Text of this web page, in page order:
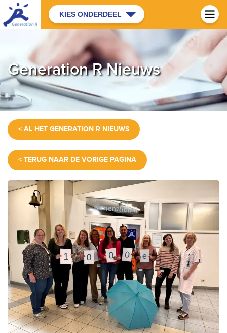
KIES ONDERDEEL
Generation R Nieuws
< AL HET GENERATION R NIEUWS
< TERUG NAAR DE VORIGE PAGINA